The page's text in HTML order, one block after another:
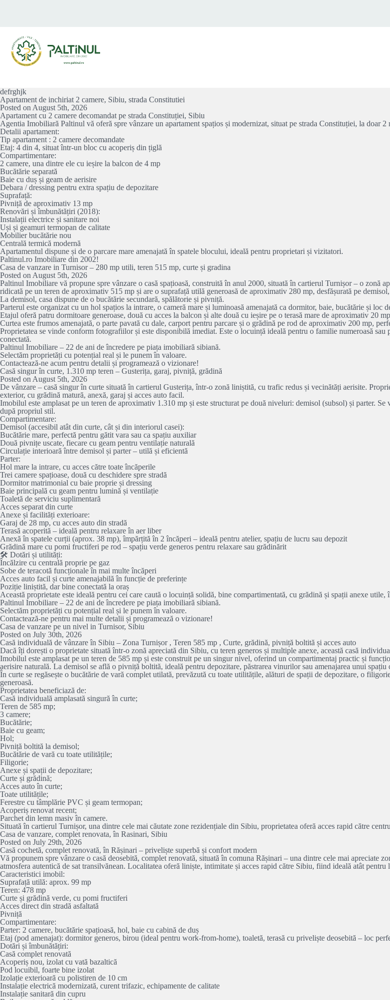
defrghjk
Apartament de inchiriat 2 camere, Sibiu, strada Constitutiei
Posted on August 5th, 2026
Apartament cu 2 camere decomandat pe strada Constituției, Sibiu
Agentia Imobiliară Paltinul vă oferă spre vânzare un apartament spațios și modernizat, situat pe strada Constituției, la doar
Detalii apartament:
Tip apartament : 2 camere decomandate
Etaj: 4 din 4, situat într-un bloc cu acoperiș din țiglă
Compartimentare:
2 camere, una dintre ele cu ieșire la balcon de 4 mp
Bucătărie separată
Baie cu duș și geam de aerisire
Debara / dressing pentru extra spațiu de depozitare
Suprafață:
Pivniță de aproximativ 13 mp
Renovări și îmbunătățiri (2018):
Instalații electrice și sanitare noi
Uși și geamuri termopan de calitate
Mobilier bucătărie nou
Centrală termică modernă
Apartamentul dispune și de o parcare mare amenajată în spatele blocului, ideală pentru proprietari și vizitatori.
Paltinul.ro Imobiliare din 2002!
Casa de vanzare in Turnisor – 280 mp utili, teren 515 mp, curte și gradina
Posted on August 5th, 2026
Paltinul Imobiliare vă propune spre vânzare o casă spațioasă, construită în anul 2000, situată în cartierul Turnișor – o zonă
ridicată pe un teren de aproximativ 515 mp și are o suprafață utilă generoasă de aproximativ 280 mp, desfășurată pe
La demisol, casa dispune de o bucătărie secundară, spălătorie și pivniță.
Parterul este organizat cu un hol spațios la intrare, o cameră mare și luminoasă amenajată ca dormitor, baie, bucătărie și loc
Etajul oferă patru dormitoare generoase, două cu acces la balcon și alte două cu ieșire pe o terasă mare de aproximativ 20
Curtea este frumos amenajată, o parte pavată cu dale, carport pentru parcare și o grădină pe rod de aproximativ 200 mp,
Proprietatea se vinde conform fotografiilor și este disponibilă imediat. Este o locuință ideală pentru o familie numeroasă
conectată.
Paltinul Imobiliare – 22 de ani de încredere pe piața imobiliară sibiană.
Selectăm proprietăți cu potențial real și le punem în valoare.
Contactează-ne acum pentru detalii și programează o vizionare!
Casă singur în curte, 1.310 mp teren – Gusterița, garaj, pivniță, grădină
Posted on August 5th, 2026
De vânzare – casă singur în curte situată în cartierul Gusterița, într-o zonă liniștită, cu trafic redus și vecinătăți aerisite.
exterior, cu grădină matură, anexă, garaj și acces auto facil.
Imobilul este amplasat pe un teren de aproximativ 1.310 mp și este structurat pe două niveluri: demisol (subsol) și parter.
după propriul stil.
Compartimentare:
Demisol (accesibil atât din curte, cât și din interiorul casei):
Bucătărie mare, perfectă pentru gătit vara sau ca spațiu auxiliar
Două pivnițe uscate, fiecare cu geam pentru ventilație naturală
Circulație interioară între demisol și parter – utilă și eficientă
Parter:
Hol mare la intrare, cu acces către toate încăperile
Trei camere spațioase, două cu deschidere spre stradă
Dormitor matrimonial cu baie proprie și dressing
Baie principală cu geam pentru lumină și ventilație
Toaletă de serviciu suplimentară
Acces separat din curte
Anexe și facilități exterioare:
Garaj de 28 mp, cu acces auto din stradă
Terasă acoperită – ideală pentru relaxare în aer liber
Anexă în spatele curții (aprox. 38 mp), împărțită în 2 încăperi – ideală pentru atelier, spațiu de lucru sau depozit
Grădină mare cu pomi fructiferi pe rod – spațiu verde generos pentru relaxare sau grădinărit
🛠️ Dotări și utilități:
Încălzire cu centrală proprie pe gaz
Sobe de teracotă funcționale în mai multe încăperi
Acces auto facil și curte amenajabilă în funcție de preferințe
Poziție liniștită, dar bine conectată la oraș
Această proprietate este ideală pentru cei care caută o locuință solidă, bine compartimentată, cu grădină și spații anexe
Paltinul Imobiliare – 22 de ani de încredere pe piața imobiliară sibiană.
Selectăm proprietăți cu potențial real și le punem în valoare.
Contactează-ne pentru mai multe detalii și programează o vizionare!
Casa de vanzare pe un nivel in Turnisor, Sibiu
Posted on July 30th, 2026
Casă individuală de vânzare în Sibiu – Zona Turnișor , Teren 585 mp , Curte, grădină, pivniță boltită și acces auto
Dacă îți dorești o proprietate situată într-o zonă apreciată din Sibiu, cu teren generos și multiple anexe, această casă
Imobilul este amplasat pe un teren de 585 mp și este construit pe un singur nivel, oferind un compartimentaj practic și
aerisire naturală. La demisol se află o pivniță boltită, ideală pentru depozitare, păstrarea vinurilor sau amenajarea unui spațiu
În curte se regăsește o bucătărie de vară complet utilată, prevăzută cu toate utilitățile, alături de spații de depozitare, o
generoasă.
Proprietatea beneficiază de:
Casă individuală amplasată singură în curte;
Teren de 585 mp;
3 camere;
Bucătărie;
Baie cu geam;
Hol;
Pivniță boltită la demisol;
Bucătărie de vară cu toate utilitățile;
Filigorie;
Anexe și spații de depozitare;
Curte și grădină;
Acces auto în curte;
Toate utilitățile;
Ferestre cu tâmplărie PVC și geam termopan;
Acoperiș renovat recent;
Parchet din lemn masiv în camere.
Situată în cartierul Turnișor, una dintre cele mai căutate zone rezidențiale din Sibiu, proprietatea oferă acces rapid către
Casa de vanzare, complet renovata, în Rasinari, Sibiu
Posted on July 29th, 2026
Casă cochetă, complet renovată, în Rășinari – priveliște superbă și confort modern
Vă propunem spre vânzare o casă deosebită, complet renovată, situată în comuna Rășinari – una dintre cele mai apreciate
atmosfera autentică de sat transilvănean. Localitatea oferă liniște, intimitate și acces rapid către Sibiu, fiind ideală atât pentru
Caracteristici imobil:
Suprafață utilă: aprox. 99 mp
Teren: 478 mp
Curte și grădină verde, cu pomi fructiferi
Acces direct din stradă asfaltată
Pivniță
Compartimentare:
Parter: 2 camere, bucătărie spațioasă, hol, baie cu cabină de duș
Etaj (pod amenajat): dormitor generos, birou (ideal pentru work-from-home), toaletă, terasă cu priveliște deosebită – loc
Dotări și îmbunătățiri:
Casă complet renovată
Acoperiș nou, izolat cu vată bazaltică
Pod locuibil, foarte bine izolat
Izolație exterioară cu polistiren de 10 cm
Instalație electrică modernizată, curent trifazic, echipamente de calitate
Instalație sanitară din cupru